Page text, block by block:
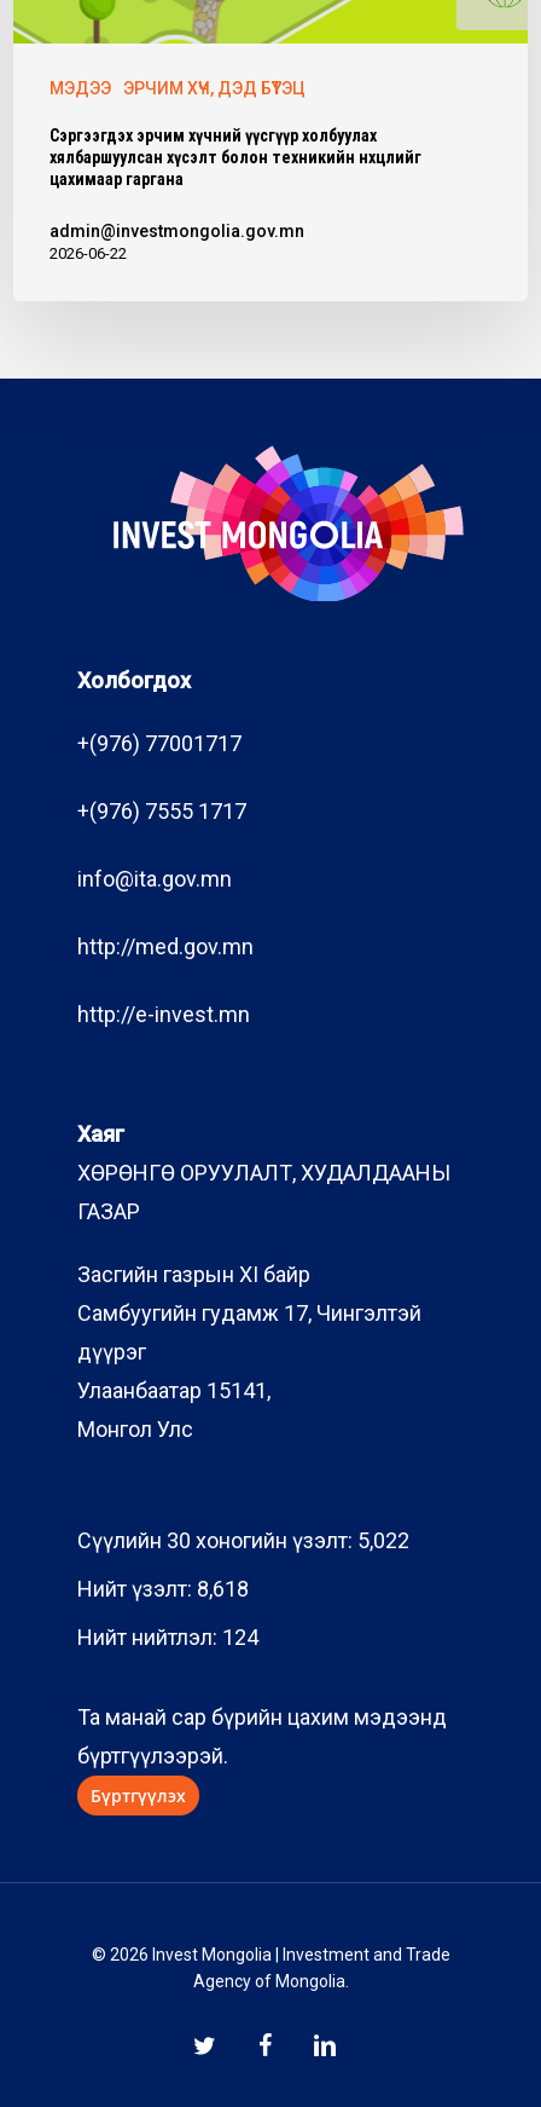
МЭДЭЭ ЭРЧИМ ХҮЧ, ДЭД БҮТЭЦ
Сэргээгдэх эрчим хүчний үүсгүүр холбуулах
хялбаршуулсан хүсэлт болон техникийн нөхцөлийг
цахимаар гаргана
admin@investmongolia.gov.mn
2026-06-22
Холбогдох
+(976) 77001717
+(976) 7555 1717
info@ita.gov.mn
http://med.gov.mn
http://e-invest.mn
Хаяг
ХӨРӨНГӨ ОРУУЛАЛТ, ХУДАЛДААНЫ
ГАЗАР
Засгийн газрын XI байр
Самбуугийн гудамж 17, Чингэлтэй
дүүрэг
Улаанбаатар 15141,
Монгол Улс
Сүүлийн 30 хоногийн үзэлт: 5,022
Нийт үзэлт: 8,618
Нийт нийтлэл: 124
Та манай сар бүрийн цахим мэдээнд
бүртгүүлээрэй.
© 2026 Invest Mongolia | Investment and Trade
Agency of Mongolia.
twitter facebooklinkedin